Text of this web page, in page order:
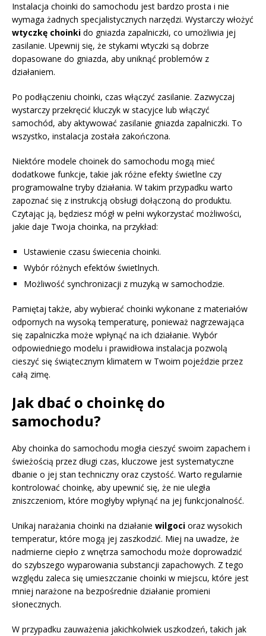
Instalacja choinki do samochodu jest bardzo prosta i nie
wymaga żadnych specjalistycznych narzędzi. Wystarczy włożyć
wtyczkę choinki do gniazda zapalniczki, co umożliwia jej
zasilanie. Upewnij się, że stykami wtyczki są dobrze
dopasowane do gniazda, aby uniknąć problemów z
działaniem.
Po podłączeniu choinki, czas włączyć zasilanie. Zazwyczaj
wystarczy przekręcić kluczyk w stacyjce lub włączyć
samochód, aby aktywować zasilanie gniazda zapalniczki. To
wszystko, instalacja została zakończona.
Niektóre modele choinek do samochodu mogą mieć
dodatkowe funkcje, takie jak różne efekty świetlne czy
programowalne tryby działania. W takim przypadku warto
zapoznać się z instrukcją obsługi dołączoną do produktu.
Czytając ją, będziesz mógł w pełni wykorzystać możliwości,
jakie daje Twoja choinka, na przykład:
Ustawienie czasu świecenia choinki.
Wybór różnych efektów świetlnych.
Możliwość synchronizacji z muzyką w samochodzie.
Pamiętaj także, aby wybierać choinki wykonane z materiałów
odpornych na wysoką temperaturę, ponieważ nagrzewająca
się zapalniczka może wpłynąć na ich działanie. Wybór
odpowiedniego modelu i prawidłowa instalacja pozwolą
cieszyć się świątecznym klimatem w Twoim pojeździe przez
całą zimę.
Jak dbać o choinkę do
samochodu?
Aby choinka do samochodu mogła cieszyć swoim zapachem i
świeżością przez długi czas, kluczowe jest systematyczne
dbanie o jej stan techniczny oraz czystość. Warto regularnie
kontrolować choinkę, aby upewnić się, że nie uległa
zniszczeniom, które mogłyby wpłynąć na jej funkcjonalność.
Unikaj narażania choinki na działanie wilgoci oraz wysokich
temperatur, które mogą jej zaszkodzić. Miej na uwadze, że
nadmierne ciepło z wnętrza samochodu może doprowadzić
do szybszego wyparowania substancji zapachowych. Z tego
względu zaleca się umieszczanie choinki w miejscu, które jest
mniej narażone na bezpośrednie działanie promieni
słonecznych.
W przypadku zauważenia jakichkolwiek uszkodzeń, takich jak